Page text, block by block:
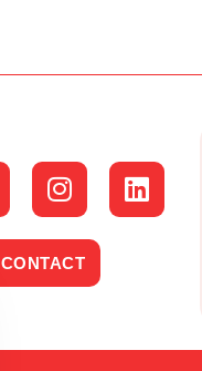
CONTACT